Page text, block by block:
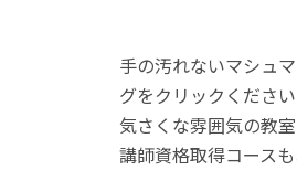
手の汚れないマシュ
グをクリックください
気さくな雰囲気の教
講師資格取得コースも